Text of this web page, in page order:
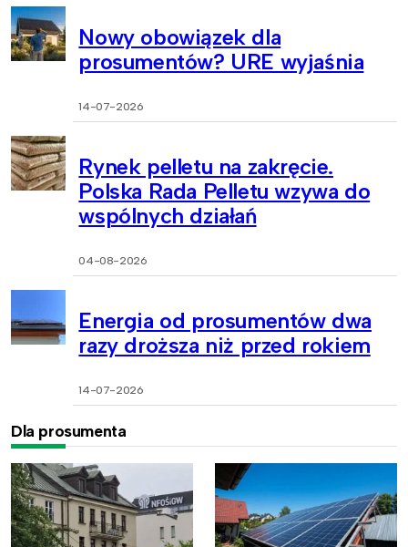
Nowy obowiązek dla
prosumentów? URE wyjaśnia
14-07-2026
Rynek pelletu na zakręcie.
Polska Rada Pelletu wzywa do
wspólnych działań
04-08-2026
Energia od prosumentów dwa
razy droższa niż przed rokiem
14-07-2026
Dla prosumenta